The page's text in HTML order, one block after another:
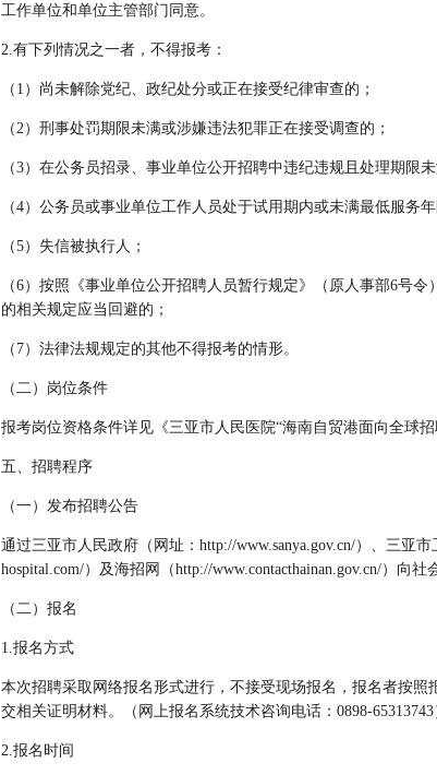
工作单位和单位主管部门同意。
2.有下列情况之一者，不得报考：
（1）尚未解除党纪、政纪处分或正在接受纪律审查的；
（2）刑事处罚期限未满或涉嫌违法犯罪正在接受调查的；
（3）在公务员招录、事业单位公开招聘中违纪违规且处理期限未
（4）公务员或事业单位工作人员处于试用期内或未满最低服务年
（5）失信被执行人；
（6）按照《事业单位公开招聘人员暂行规定》（原人事部6号
的相关规定应当回避的；
（7）法律法规规定的其他不得报考的情形。
（二）岗位条件
报考岗位资格条件详见《三亚市人民医院“海南自贸港面向全球招
五、招聘程序
（一）发布招聘公告
通过三亚市人民政府（网址：http://www.sanya.gov.cn/）、三亚
hospital.com/）及海招网（http://www.contacthainan.gov.cn/）向
（二）报名
1.报名方式
本次招聘采取网络报名形式进行，不接受现场报名，报名者按照
交相关证明材料。（网上报名系统技术咨询电话：0898-65313743
2.报名时间